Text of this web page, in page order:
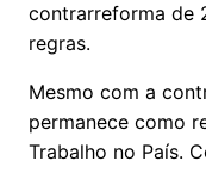
contrarreforma de
regras.
Mesmo com a
permanece como
Trabalho no País.